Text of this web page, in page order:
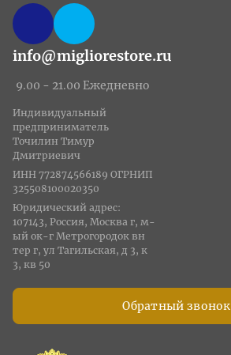
info@migliorestore.ru
9.00 - 21.00 Ежедневно
Обратный звонок
Индивидуальный
предприниматель
Точилин Тимур
Дмитриевич
ИНН 772874566189 ОГРНИП
325508100020350
Юридический адрес:
107143, Россия, Москва г, м-
ый ок-г Метрогородок вн
тер г, ул Тагильская, д 3, к
3, кв 50